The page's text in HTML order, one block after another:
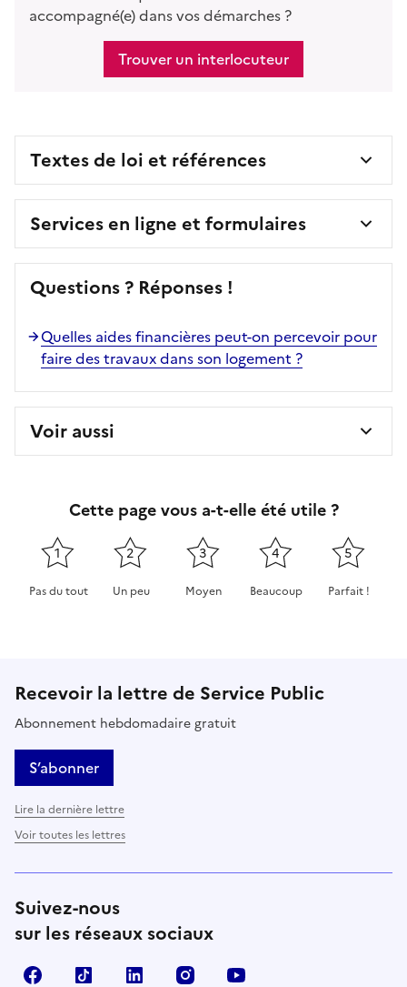
accompagné(e) dans vos démarches ?
Trouver un interlocuteur
Textes de loi et références
Services en ligne et formulaires
Questions ? Réponses !
Quelles aides financières peut-on percevoir pour
faire des travaux dans son logement ?
Voir aussi
Cette page vous a-t-elle été utile ?
1
Pas du tout
2
Un peu
3
Moyen
4
Beaucoup
5
Parfait !
Recevoir la lettre de Service Public
Abonnement hebdomadaire gratuit
S’abonner
Lire la dernière lettre
Voir toutes les lettres
Suivez-nous
sur les réseaux sociaux
FacebookTikTok LinkedIn Instagram